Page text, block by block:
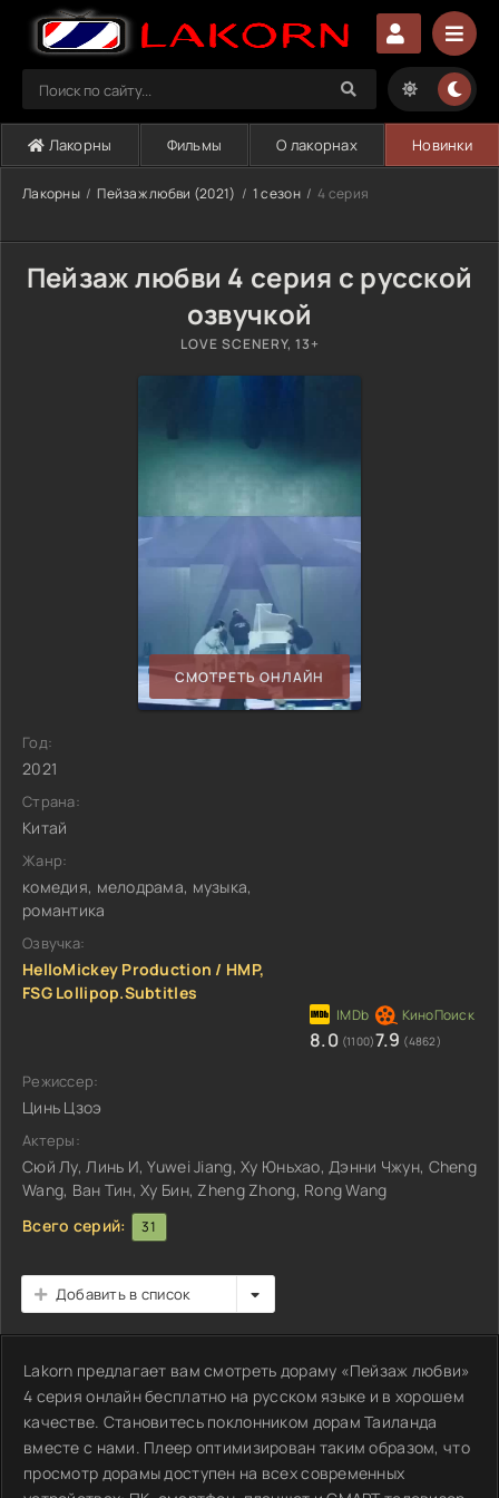
Лакорны Фильмы О лакорнах Новинки
Лакорны Пейзаж любви (2021) 1 сезон 4 серия
Пейзаж любви 4 серия с русской
озвучкой
LOVE SCENERY, 13+
СМОТРЕТЬ ОНЛАЙН
Год:
2021
Страна:
Китай
Жанр:
комедия, мелодрама, музыка,
романтика
Озвучка:
HelloMickey Production / HMP,
FSG Lollipop.Subtitles
8.0 (1100)7.9 (4862)
Режиссер:
Цинь Цзоэ
Актеры:
Сюй Лу, Линь И, Yuwei Jiang, Ху Юньхао, Дэнни Чжун, Cheng
Wang, Ван Тин, Ху Бин, Zheng Zhong, Rong Wang
Всего серий:
31
Добавить в список
Lakorn предлагает вам смотреть дораму «Пейзаж любви»
4 серия онлайн бесплатно на русском языке и в хорошем
качестве. Становитесь поклонником дорам Таиланда
вместе с нами. Плеер оптимизирован таким образом, что
просмотр дорамы доступен на всех современных